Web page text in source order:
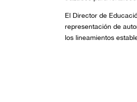
El Director de
representación de
los lineamientos